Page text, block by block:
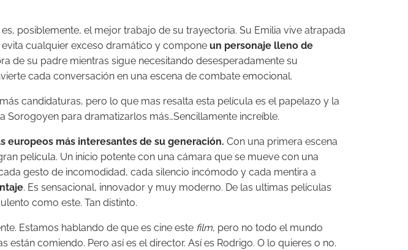
posiblemente, el mejor trabajo de su trayectoria. Su Emilia vive atrapada
cualquier exceso dramático y compone un personaje lleno de
de su padre mientras sigue necesitando desesperadamente su
cada conversación en una escena de combate emocional.
candidaturas, pero lo que mas resalta esta película es el papelazo y la
para dramatizarlos más…Sencillamente increíble.
europeos más interesantes de su generación. Con una primera escena
película. Un inicio potente con una cámara que se mueve con una
gesto de incomodidad, cada silencio incómodo y cada mentira a
. Es sensacional, innovador y muy moderno. De las ultimas películas
como este. Tan distinto.
Estamos hablando de que es cine este film, pero no todo el mundo
comiendo. Pero así es el director. Así es Rodrigo. O lo quieres o no.